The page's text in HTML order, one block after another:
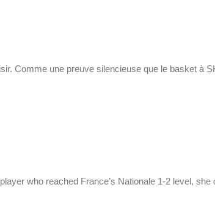
Comme une preuve silencieuse que le basket à
who reached France’s Nationale 1-2 level, she